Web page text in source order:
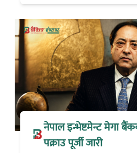
नेपाल इन्भेष्टमेन्ट मेगा
पक्राउ पूर्जी जारी